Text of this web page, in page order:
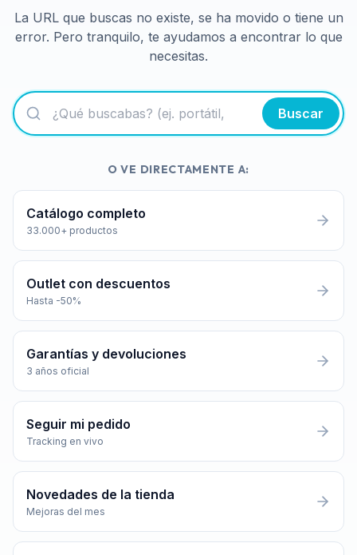
La URL que buscas no existe, se ha movido o tiene un
error. Pero tranquilo, te ayudamos a encontrar lo que
necesitas.
Buscar
O VE DIRECTAMENTE A:
Catálogo completo
33.000+ productos
Outlet con descuentos
Hasta -50%
Garantías y devoluciones
3 años oficial
Seguir mi pedido
Tracking en vivo
Novedades de la tienda
Mejoras del mes